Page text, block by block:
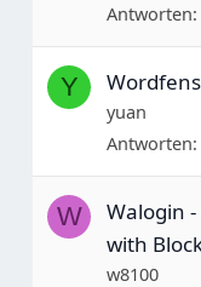
Antworten
Y
yuan
Antworten
W
Walogin
with
w8100